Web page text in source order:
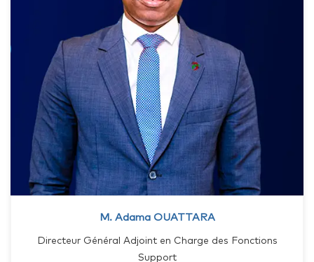
M. Adama OUATTARA
Directeur Général Adjoint en Charge des Fonctions
Support